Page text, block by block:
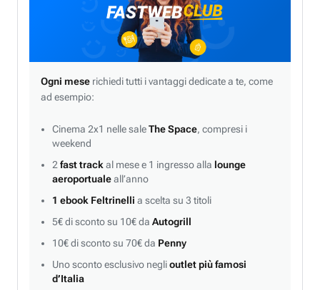
Ogni mese richiedi tutti i vantaggi dedicate a te, come
ad esempio:
Cinema 2x1 nelle saleThe Space, compresi i
weekend
2 fast track al mese e 1 ingresso alla lounge
aeroportualeall’anno
1 ebook Feltrinelli a scelta su 3 titoli
5€ di sconto su 10€ da Autogrill
10€ di sconto su 70€ da Penny
Uno sconto esclusivo neglioutlet più famosi
d’Italia